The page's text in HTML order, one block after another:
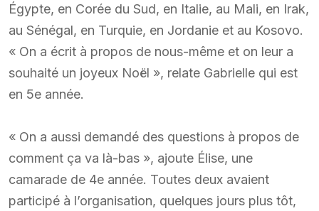
Égypte, en Corée du Sud, en Italie, au Mali, en Irak,
au Sénégal, en Turquie, en Jordanie et au Kosovo.
« On a écrit à propos de nous-même et on leur a
souhaité un joyeux Noël », relate Gabrielle qui est
en 5e année.
« On a aussi demandé des questions à propos de
comment ça va là-bas », ajoute Élise, une
camarade de 4e année. Toutes deux avaient
participé à l’organisation, quelques jours plus tôt,